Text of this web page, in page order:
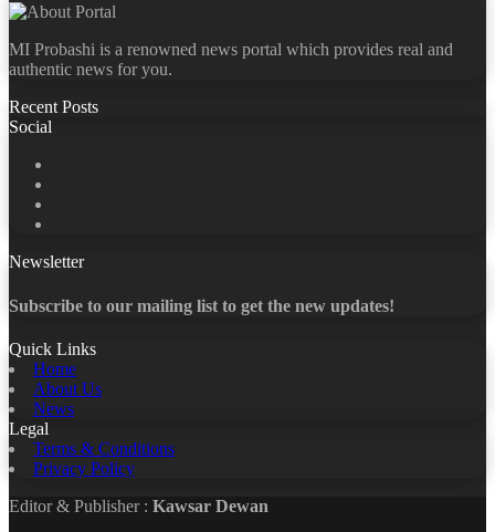
MI Probashi is a renowned news portal which provides real and
authentic news for you.
Recent Posts
Social
Newsletter
Subscribe to our mailing list to get the new updates!
Quick Links
Home
About Us
News
Legal
Terms & Conditions
Privacy Policy
Editor & Publisher : Kawsar Dewan